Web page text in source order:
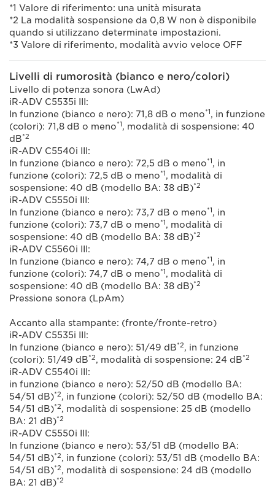
*1 Valore di riferimento: una unità misurata
*2 La modalità sospensione da 0,8 W non è disponibile
quando si utilizzano determinate impostazioni.
*3 Valore di riferimento, modalità avvio veloce OFF
Livelli di rumorosità (bianco e nero/colori)
Livello di potenza sonora (LwAd)
iR-ADV C5535i III:
In funzione (bianco e nero): 71,8 dB o meno*1, in funzione
(colori): 71,8 dB o meno*1, modalità di sospensione: 40
dB*2
iR-ADV C5540i III:
In funzione (bianco e nero): 72,5 dB o meno*1, in
funzione (colori): 72,5 dB o meno*1, modalità di
sospensione: 40 dB (modello BA: 38 dB)*2
iR-ADV C5550i III:
In funzione (bianco e nero): 73,7 dB o meno*1, in
funzione (colori): 73,7 dB o meno*1, modalità di
sospensione: 40 dB (modello BA: 38 dB)*2
iR-ADV C5560i III:
In funzione (bianco e nero): 74,7 dB o meno*1, in
funzione (colori): 74,7 dB o meno*1, modalità di
sospensione: 40 dB (modello BA: 38 dB)*2
Pressione sonora (LpAm)
Accanto alla stampante: (fronte/fronte-retro)
iR-ADV C5535i III:
In funzione (bianco e nero): 51/49 dB*2, in funzione
(colori): 51/49 dB*2, modalità di sospensione: 24 dB*2
iR-ADV C5540i III:
in funzione (bianco e nero): 52/50 dB (modello BA:
54/51 dB)*2, in funzione (colori): 52/50 dB (modello BA:
54/51 dB)*2, modalità di sospensione: 25 dB (modello
BA: 21 dB)*2
iR-ADV C5550i III:
In funzione (bianco e nero): 53/51 dB (modello BA:
54/51 dB)*2, in funzione (colori): 53/51 dB (modello BA:
54/51 dB)*2, modalità di sospensione: 24 dB (modello
BA: 21 dB)*2